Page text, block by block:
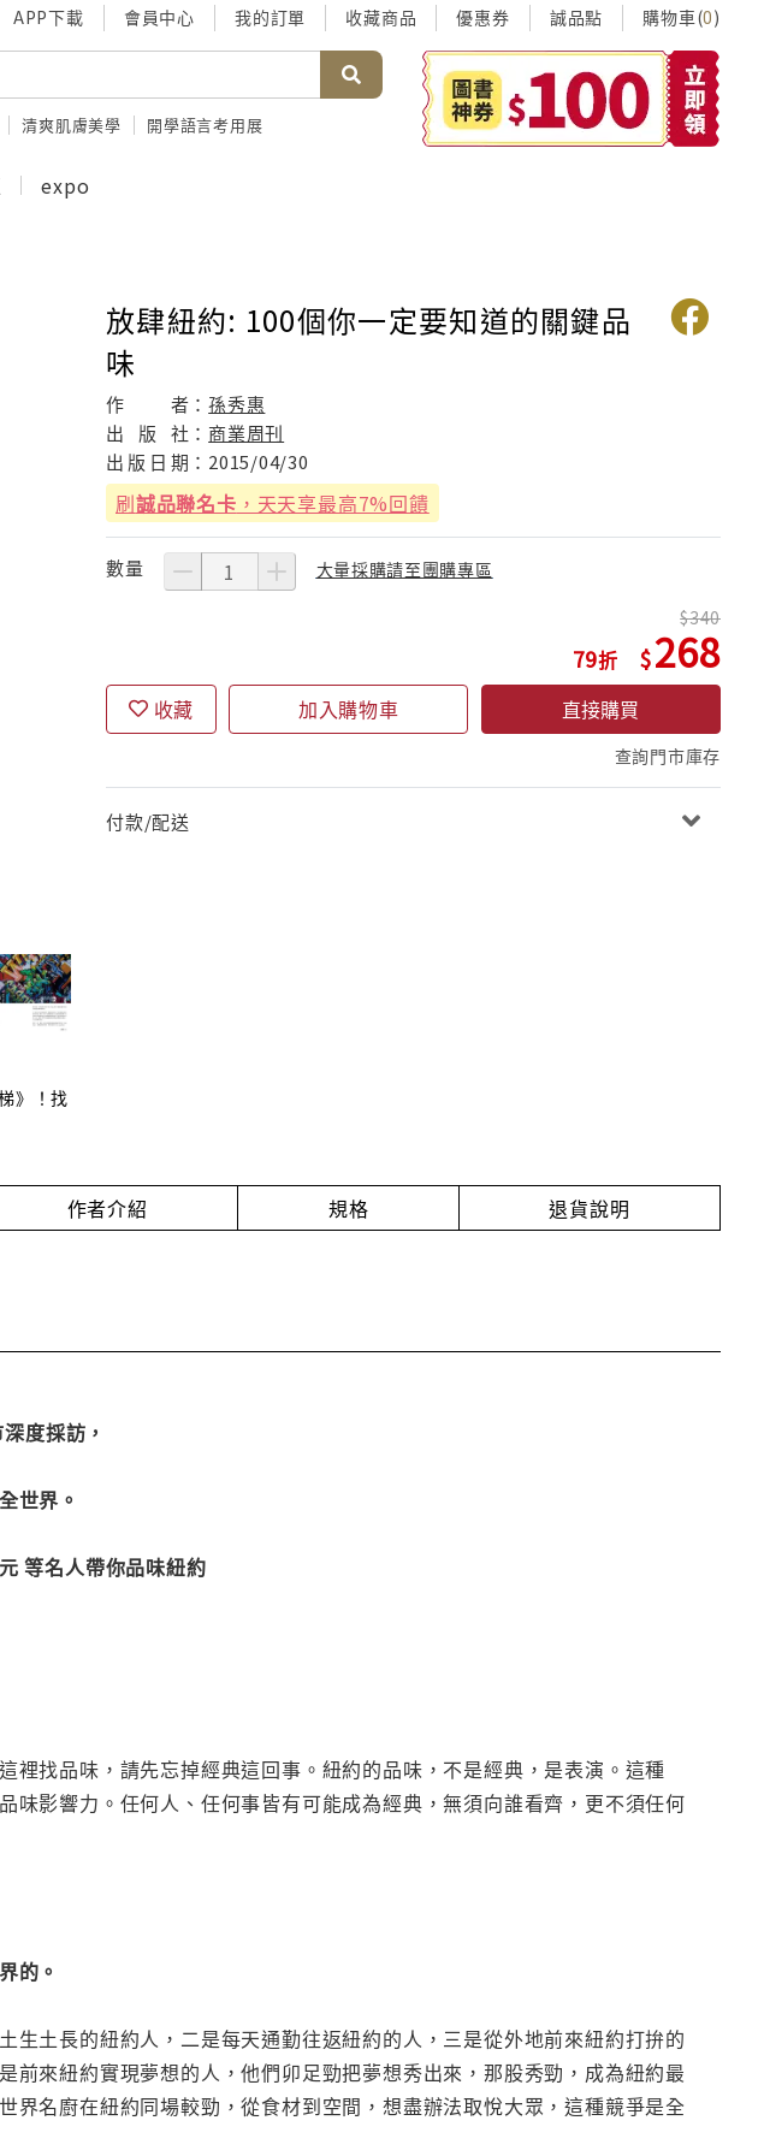
APP下載 會員中心 我的訂單 收藏商品 優惠券 誠品點 購物車(0)
清爽肌膚美學 開學語言考用展
expo
》！找
放肆紐約: 100個你一定要知道的關鍵品
味
作 者：孫秀惠
出
版 社： 商業周刊
出 版 日 期： 2015/04/30
刷誠品聯名卡 ，天天享最高7%回饋
數量 大量採購請至團購專區
79
340
268
收藏 加入購物車 直接購買
查詢門市庫存
付款/配送
作者介紹 規格 退貨說明
度採訪，
世界。
等名人帶你品味紐約
找品味，請先忘掉經典這回事。紐約的品味，不是經典，是表演。這種
味影響力。任何人、任何事皆有可能成為經典，無須向誰看齊，更不須任何
的。
生土長的紐約人，二是每天通勤往返紐約的人，三是從外地前來紐約打拚的
前來紐約實現夢想的人，他們卯足勁把夢想秀出來，那股秀勁，成為紐約最
界名廚在紐約同場較勁，從食材到空間，想盡辦法取悅大眾，這種競爭是全